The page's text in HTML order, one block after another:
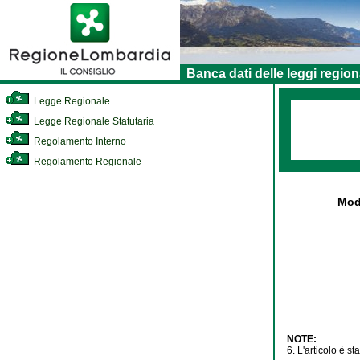
Banca dati delle leggi
Legge Regionale
Legge Regionale Statutaria
Regolamento Interno
Regolamento Regionale
NOTE:
6. L'articolo è